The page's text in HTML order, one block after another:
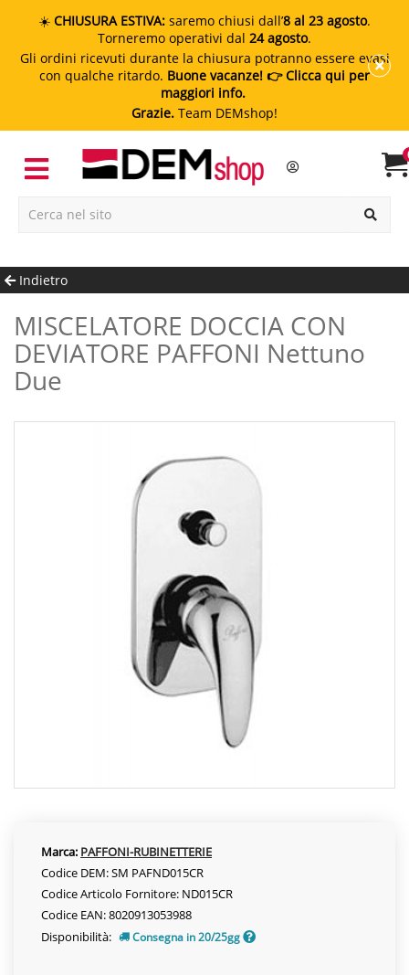
☀️ CHIUSURA ESTIVA: saremo chiusi dall’8 al 23 agosto.
Torneremo operativi dal 24 agosto.
Gli ordini ricevuti durante la chiusura potranno essere evasi
con qualche ritardo. Buone vacanze! 👉 Clicca qui per
maggiori info.
Grazie. Team DEMshop!
Indietro
MISCELATORE DOCCIA CON
DEVIATORE PAFFONI Nettuno
Due
Marca: PAFFONI-RUBINETTERIE
Codice DEM: SM PAFND015CR
Codice Articolo Fornitore: ND015CR
Codice EAN: 8020913053988
Disponibilità:
Consegna in 20/25gg